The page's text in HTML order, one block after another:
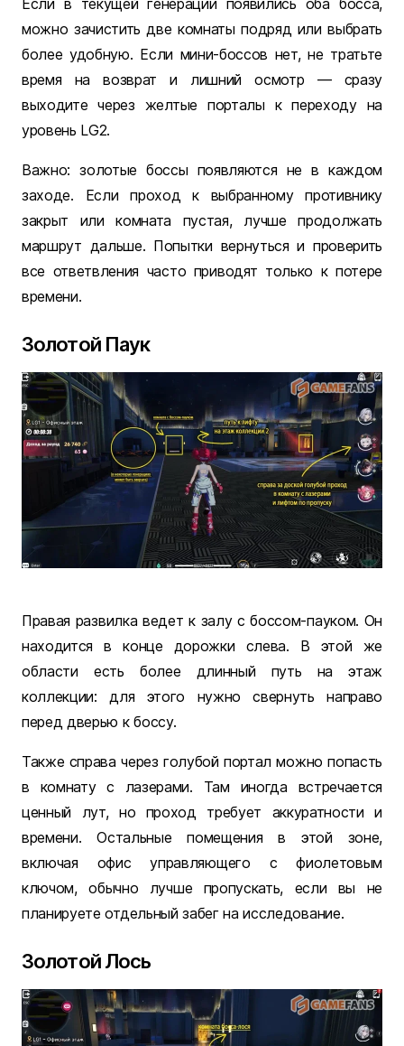
Если в текущей генерации появились оба босса,
можно зачистить две комнаты подряд или выбрать
более удобную. Если мини-боссов нет, не тратьте
время на возврат и лишний осмотр — сразу
выходите через желтые порталы к переходу на
уровень LG2.
Важно: золотые боссы появляются не в каждом
заходе. Если проход к выбранному противнику
закрыт или комната пустая, лучше продолжать
маршрут дальше. Попытки вернуться и проверить
все ответвления часто приводят только к потере
времени.
Золотой Паук
Правая развилка ведет к залу с боссом-пауком. Он
находится в конце дорожки слева. В этой же
области есть более длинный путь на этаж
коллекции: для этого нужно свернуть направо
перед дверью к боссу.
Также справа через голубой портал можно попасть
в комнату с лазерами. Там иногда встречается
ценный лут, но проход требует аккуратности и
времени. Остальные помещения в этой зоне,
включая офис управляющего с фиолетовым
ключом, обычно лучше пропускать, если вы не
планируете отдельный забег на исследование.
Золотой Лось